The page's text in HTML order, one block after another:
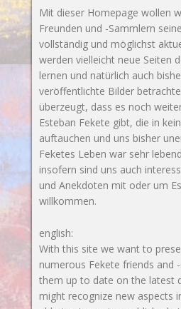
Mit dieser Homepage wollen
Freunden und -Sammlern
vollständig und möglichst
werden vielleicht neue Seiten
lernen und natürlich auch
veröffentlichte Bilder
überzeugt, dass es noch
Esteban Fekete gibt, die in
auftauchen und uns bisher
Feketes Leben war sehr
insofern sind uns auch
und Anekdoten mit oder um
willkommen.
english:
With this site we want to
numerous Fekete friends and
them up to date on the latest
might recognize new aspects